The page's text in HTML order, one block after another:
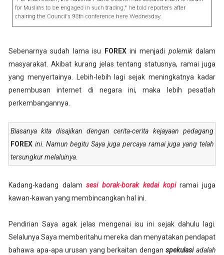
Sebenarnya sudah lama isu FOREXini menjadi polemikdalam
masyarakat. Akibat kurang jelas tentang statusnya, ramai juga
yang menyertainya. Lebih-lebih lagi sejak meningkatnya kadar
penembusan internet di negara ini, maka lebih pesatlah
perkembangannya.
Biasanya kita disajikan dengan cerita-cerita kejayaan pedagang
FOREX ini. Namun begitu Saya juga percaya ramai juga yang telah
tersungkur melaluinya.
Kadang-kadang dalamsesi borak-borak kedai kopiramai juga
kawan-kawan yang membincangkan hal ini.
Pendirian Saya agak jelas mengenai isu ini sejak dahulu lagi.
Selalunya Saya memberitahu mereka dan menyatakan pendapat
bahawa apa-apa urusan yang berkaitan denganspekulasiadalah